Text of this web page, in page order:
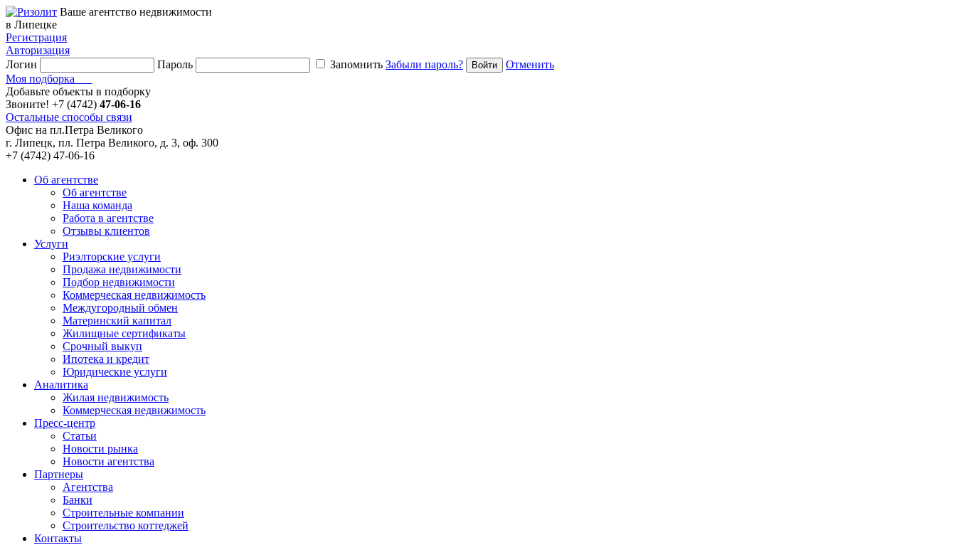
Ваше агентство недвижимости
в Липецке
Регистрация
Авторизация
Логин
Пароль Запомнить Забыли пароль?
Отменить
Моя подборка
Добавьте объекты в подборку
Звоните! +7 (4742) 47-06-16
Остальные способы связи
Офис на пл.Петра Великого
г. Липецк, пл. Петра Великого, д. 3, оф. 300
+7 (4742) 47-06-16
Об агентстве
Об агентстве
Наша команда
Работа в агентстве
Отзывы клиентов
Услуги
Риэлторские услуги
Продажа недвижимости
Подбор недвижимости
Коммерческая недвижимость
Междугородный обмен
Материнский капитал
Жилищные сертификаты
Срочный выкуп
Ипотека и кредит
Юридические услуги
Аналитика
Жилая недвижимость
Коммерческая недвижимость
Пресс-центр
Статьи
Новости рынка
Новости агентства
Партнеры
Агентства
Банки
Строительные компании
Строительство коттеджей
Контакты